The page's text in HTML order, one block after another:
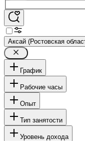
Аксай (Ростовская
График
Рабочие часы
Опыт
Тип занятости
Уровень дохода